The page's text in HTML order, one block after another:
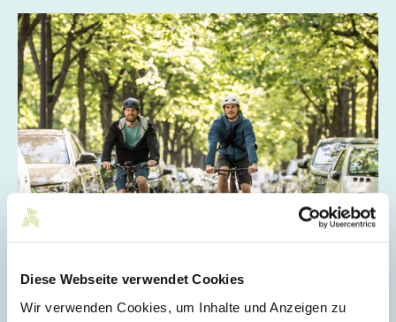
Diese Webseite verwendet Cookies
Wir verwenden Cookies, um Inhalte und Anzeigen zu